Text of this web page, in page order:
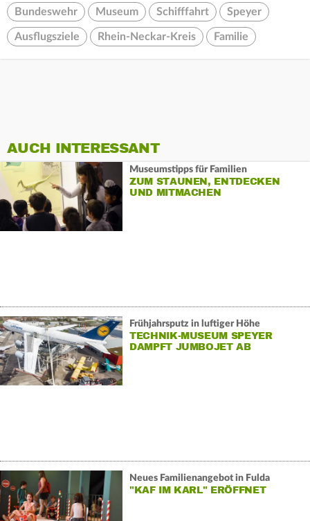
Bundeswehr Museum Schifffahrt Speyer
Ausflugsziele Rhein-Neckar-Kreis Familie
AUCH INTERESSANT
Museumstipps für Familien
ZUM STAUNEN, ENTDECKEN
UND MITMACHEN
Frühjahrsputz in luftiger Höhe
TECHNIK-MUSEUM SPEYER
DAMPFT JUMBOJET AB
Neues Familienangebot in Fulda
"KAF IM KARL" ERÖFFNET